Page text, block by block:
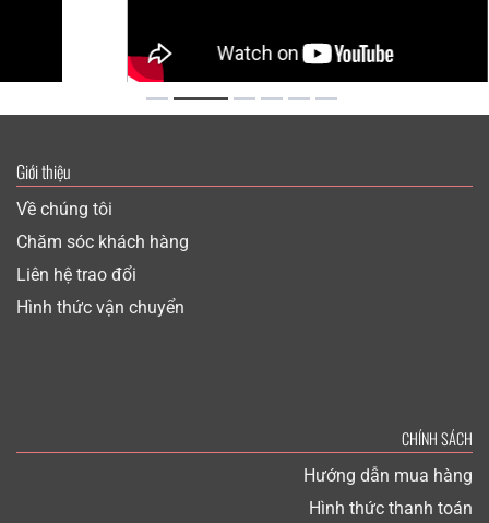
Giới thiệu
Về chúng tôi
Chăm sóc khách hàng
Liên hệ trao đổi
Hình thức vận chuyển
CHÍNH SÁCH
Hướng dẫn mua hàng
Hình thức thanh toán